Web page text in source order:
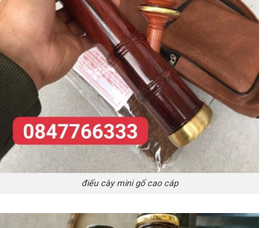
điếu cày mini gố cao cáp